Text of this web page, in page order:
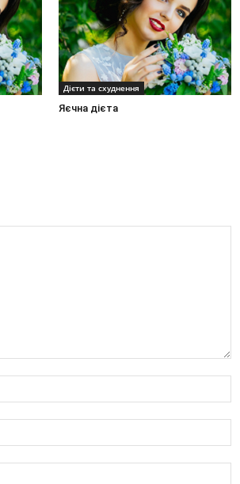
Дієти та схуднення
Яєчна дієта